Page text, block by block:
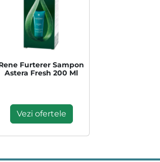
Furterer Sampon
Astera Fresh 200 Ml
Vezi ofertele